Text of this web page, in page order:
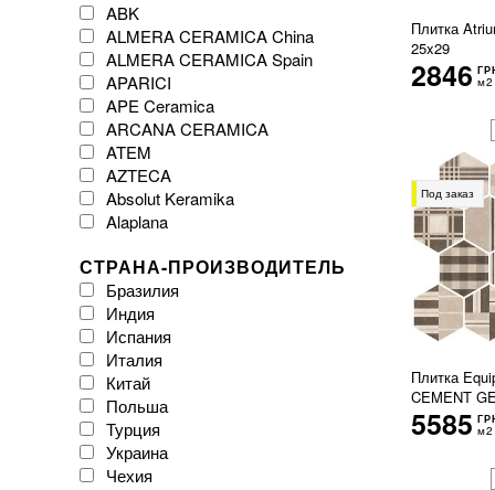
Плитка
25x29
2846 м2
Под заказ
Плитка
CEMENT
5585 м2
ABK
ALMERA CERAMICA China
ALMERA CERAMICA Spain
APARICI
APE Ceramica
ARCANA CERAMICA
ATEM
AZTECA
Absolut Keramika
Alaplana
Arklam
Atlas Concorde
Atrium
Azulejos Benadresa
BESTILE
Baldocer
CAESAR
CASA CERAMICA
CERACASA CERAMICA
CERAMA MARKET
СТРАНА-ПРОИЗВОДИТЕЛЬ
Бразилия
Индия
Испания
Италия
Китай
Польша
Турция
Украина
Чехия